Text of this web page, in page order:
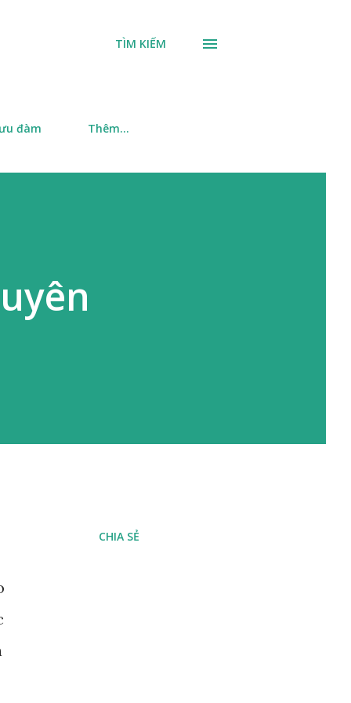
TÌM KIẾM
đàm Thêm…
CHIA SẺ